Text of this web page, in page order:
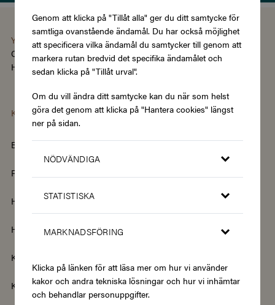
Genom att klicka på "Tillåt alla" ger du ditt samtycke för
samtliga ovanstående ändamål. Du har också möjlighet
att specificera vilka ändamål du samtycker till genom att
markera rutan bredvid det specifika ändamålet och
sedan klicka på "Tillåt urval".
Om du vill ändra ditt samtycke kan du när som helst
göra det genom att klicka på "Hantera cookies" längst
ner på sidan.
NÖDVÄNDIGA
STATISTISKA
MARKNADSFÖRING
Klicka på länken för att läsa mer om hur vi använder
kakor och andra tekniska lösningar och hur vi inhämtar
och behandlar personuppgifter.
You're using the Swedish version of Zupergift
Change language/region
Hantera cookies
Köpvillkor |
Kategorier
Barn & Baby Böcker & Magasin
Fordon & Transport
Hem & Trädgård
Hotell & Resor Hållbarhet & Second Hand
Kläder & Accessoarer
Kurser Mat & Dryck